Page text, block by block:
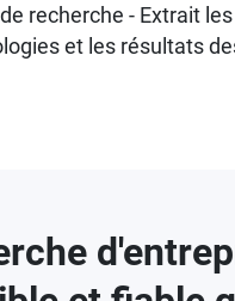
recherche - Extrait
et les résultats